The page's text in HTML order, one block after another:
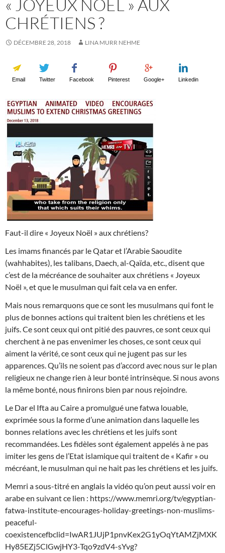
« JOYEUX NOËL » AUX
CHRÉTIENS ?
DÉCEMBRE 28, 2018 LINA MURR NEHME
Email Twitter Facebook Pinterest Google+ Linkedin
Faut-il dire « Joyeux Noël » aux chrétiens?
Les imams financés par le Qatar et l’Arabie Saoudite
(wahhabites), les talibans, Daech, al-Qaïda, etc., disent que
c’est de la mécréance de souhaiter aux chrétiens « Joyeux
Noël », et que le musulman qui fait cela va en enfer.
Mais nous remarquons que ce sont les musulmans qui font le
plus de bonnes actions qui traitent bien les chrétiens et les
juifs. Ce sont ceux qui ont pitié des pauvres, ce sont ceux qui
cherchent à ne pas envenimer les choses, ce sont ceux qui
aiment la vérité, ce sont ceux qui ne jugent pas sur les
apparences. Qu’ils ne soient pas d’accord avec nous sur le plan
religieux ne change rien à leur bonté intrinsèque. Si nous avons
la même bonté, nous finirons bien par nous rejoindre.
Le Dar el Ifta au Caire a promulgué une fatwa louable,
exprimée sous la forme d’une animation dans laquelle les
bonnes relations avec les chrétiens et les juifs sont
recommandées. Les fidèles sont également appelés à ne pas
imiter les gens de l’Etat islamique qui traitent de « Kafir » ou
mécréant, le musulman qui ne hait pas les chrétiens et les juifs.
Memri a sous-titré en anglais la vidéo qu’on peut aussi voir en
arabe en suivant ce lien : https://www.memri.org/tv/egyptian-
fatwa-institute-encourages-holiday-greetings-non-muslims-
peaceful-
coexistencefbclid=IwAR1JUjP1pnvKex2G1yOqYtAMZjMXK
Hy85EZj5ClGwjHY3-Tqo9zdV4-sYvg?